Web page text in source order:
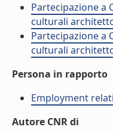
Partecipazione a
culturali
Partecipazione a
culturali
Persona in rapporto
Employment
Autore CNR di